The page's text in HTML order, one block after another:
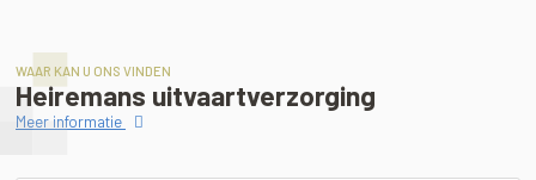
WAAR KAN U ONS VINDEN
Heiremans uitvaartverzorging
Meer informatie